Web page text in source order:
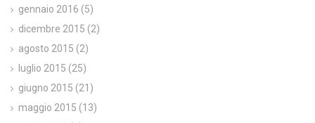
gennaio 2016 (5)
dicembre 2015 (2)
agosto 2015 (2)
luglio 2015 (25)
giugno 2015 (21)
maggio 2015 (13)